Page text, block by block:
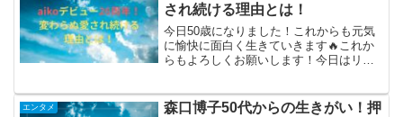
され続ける理由とは！
今日50歳になりました！これからも元気
に愉快に面白く生きていきます🔥これか
らもよろしくお願いします！今日はリハ
pic.twitter.com/ppyOQZtiXU— aiko of...
エンタメ
森口博子50代からの生きがい！押